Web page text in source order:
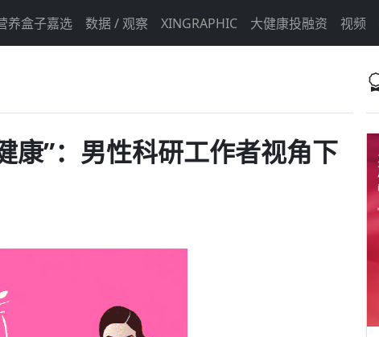
养盒子嘉选 数据 / 观察 XINGRAPHIC 大健康投融资 视频
康”：男性科研工作者视角下